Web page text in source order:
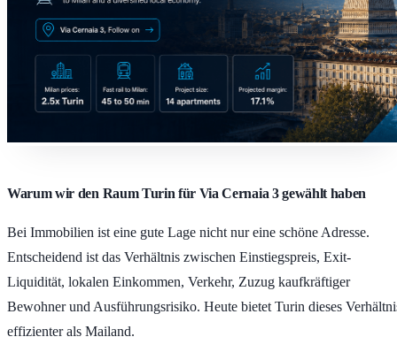
Warum wir den Raum Turin für Via Cernaia 3 gewählt haben
Bei Immobilien ist eine gute Lage nicht nur eine schöne Adresse.
Entscheidend ist das Verhältnis zwischen Einstiegspreis, Exit-
Liquidität, lokalen Einkommen, Verkehr, Zuzug kaufkräftiger
Bewohner und Ausführungsrisiko. Heute bietet Turin dieses
effizienter als Mailand.